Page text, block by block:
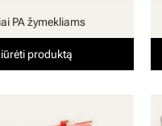
PA žymekliams
produktą